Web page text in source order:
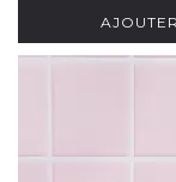
AJOUTER